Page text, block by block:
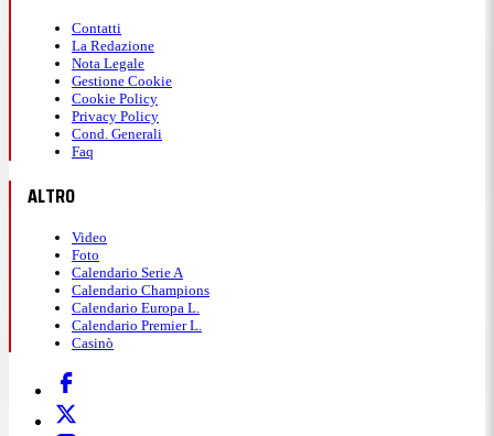
Contatti
La Redazione
Nota Legale
Gestione Cookie
Cookie Policy
Privacy Policy
Cond. Generali
Faq
ALTRO
Video
Foto
Calendario Serie A
Calendario Champions
Calendario Europa L.
Calendario Premier L.
Casinò